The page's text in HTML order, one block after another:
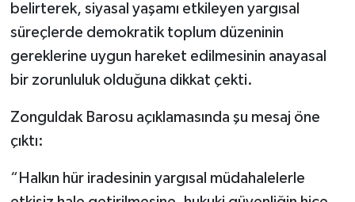
belirterek, siyasal yaşamı etkileyen yargısal
süreçlerde demokratik toplum düzeninin
gereklerine uygun hareket edilmesinin anayasal
bir zorunluluk olduğuna dikkat çekti.
Zonguldak Barosu açıklamasında şu mesaj öne
çıktı:
“Halkın hür iradesinin yargısal müdahalelerle